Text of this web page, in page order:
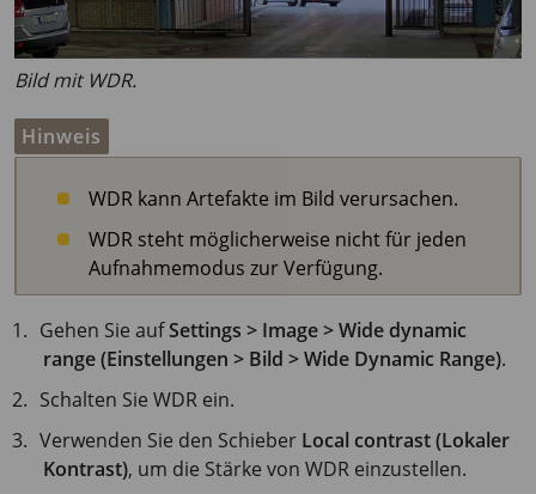
Bild mit WDR.
Hinweis
WDR kann Artefakte im Bild verursachen.
WDR steht möglicherweise nicht für jeden
Aufnahmemodus zur Verfügung.
Gehen Sie aufSettings > Image > Wide dynamic
range (Einstellungen > Bild > Wide Dynamic Range).
Schalten Sie WDR ein.
Verwenden Sie den Schieber Local contrast (Lokaler
Kontrast), um die Stärke von WDR einzustellen.